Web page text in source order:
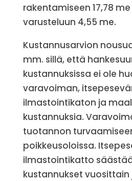
rakentamiseen 17,78
varusteluun 4,55 me.
Kustannusarvion
mm. sillä, että
kustannuksissa ei ole
varavoiman,
ilmastointikaton ja
kustannuksia.
tuotannon
poikkeusoloissa.
ilmastointikatto
kustannukset